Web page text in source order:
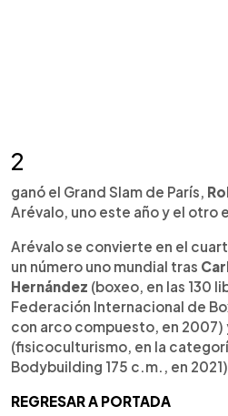
2
ganó el Grand Slam de París,
Arévalo, uno este año y el otro
Arévalo se convierte en el
un número uno mundial tras
Hernández (boxeo, en las 130
Federación Internacional de
con arco compuesto, en 2007)
(fisicoculturismo, en la
Bodybuilding 175 c.m., en
REGRESAR A PORTADA